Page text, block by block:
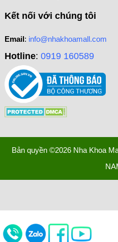
Kết nối với chúng tôi
Email: info@nhakhoamall.com
Hotline: 0919 160589
Bản quyền ©2026 Nha Khoa